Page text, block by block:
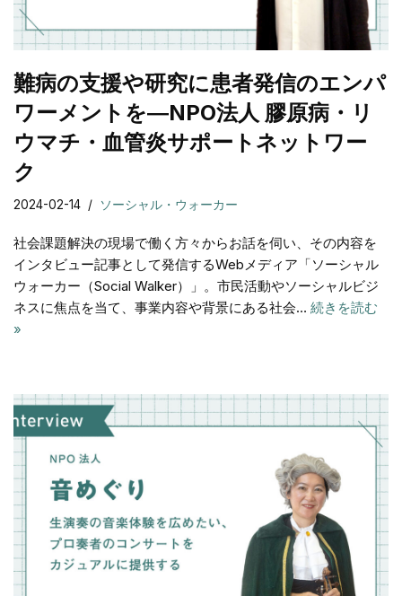
難病の支援や研究に患者発信のエンパ
ワーメントを―NPO法人 膠原病・リ
ウマチ・血管炎サポートネットワー
ク
2024-02-14 ソーシャル・ウォーカー
社会課題解決の現場で働く方々からお話を伺い、その内容を
インタビュー記事として発信するWebメディア「ソーシャル
ウォーカー（Social Walker）」。市⺠活動やソーシャルビジ
ネスに焦点を当て、事業内容や背景にある社会… 続きを読む
»